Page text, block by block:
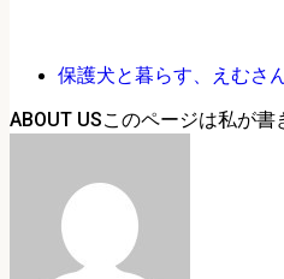
保護犬と暮らす、えむさ
ABOUT US